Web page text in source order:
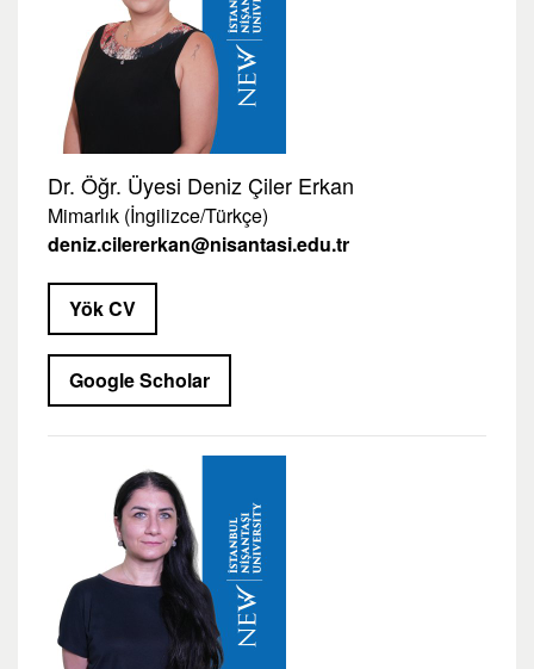
Dr. Öğr. Üyesi Deniz Çiler Erkan
Mimarlık (İngilizce/Türkçe)
deniz.cilererkan@nisantasi.edu.tr
Yök CV
Google Scholar